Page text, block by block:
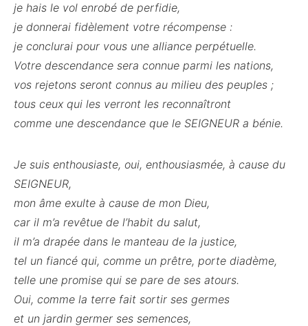
je hais le vol enrobé de perfidie,
je donnerai fidèlement votre récompense :
je conclurai pour vous une alliance perpétuelle.
Votre descendance sera connue parmi les nations,
vos rejetons seront connus au milieu des peuples ;
tous ceux qui les verront les reconnaîtront
comme une descendance que le SEIGNEUR a bénie.
Je suis enthousiaste, oui, enthousiasmée, à cause du
SEIGNEUR,
mon âme exulte à cause de mon Dieu,
car il m’a revêtue de l’habit du salut,
il m’a drapée dans le manteau de la justice,
tel un fiancé qui, comme un prêtre, porte diadème,
telle une promise qui se pare de ses atours.
Oui, comme la terre fait sortir ses germes
et un jardin germer ses semences,